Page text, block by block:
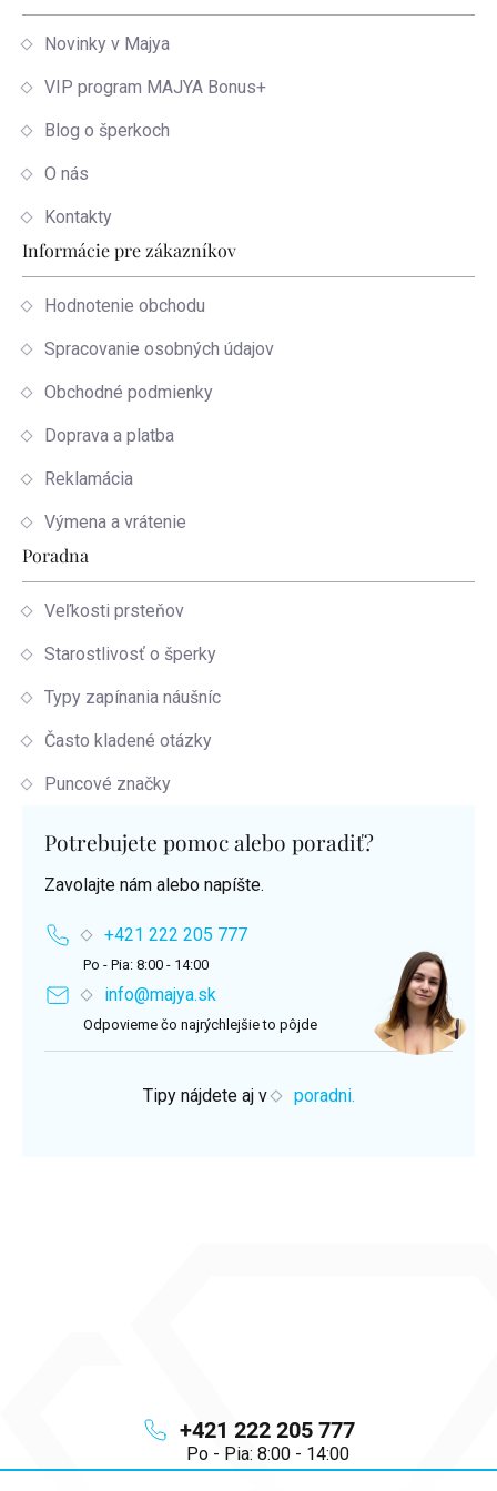
+421 222 205 777
Po - Pia: 8:00 - 14:00
Novinky v Majya
VIP program MAJYA Bonus+
Blog o šperkoch
O nás
Kontakty
Informácie pre zákazníkov
Hodnotenie obchodu
Spracovanie osobných údajov
Obchodné podmienky
Doprava a platba
Reklamácia
Výmena a vrátenie
Poradna
Veľkosti prsteňov
Starostlivosť o šperky
Typy zapínania náušníc
Často kladené otázky
Puncové značky
Potrebujete pomoc alebo poradiť?
Zavolajte nám alebo napíšte.
+421 222 205 777
Po - Pia: 8:00 - 14:00
info@majya.sk
Odpovieme čo najrýchlejšie to pôjde
Tipy nájdete aj v poradni.